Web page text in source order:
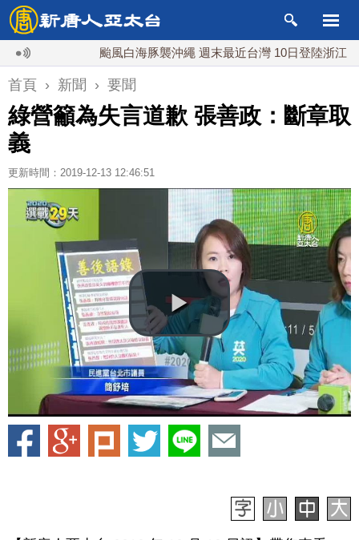
颱風白海豚襲沖繩 週末最近台灣 10日登陸浙江
首頁 › 新聞 › 要聞
綠營籲為失言道歉 張善政：斷章取
義
更新時間：2019-12-13 12:46:51